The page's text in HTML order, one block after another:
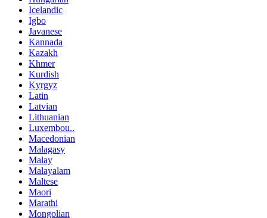
Icelandic
Igbo
Javanese
Kannada
Kazakh
Khmer
Kurdish
Kyrgyz
Latin
Latvian
Lithuanian
Luxembou..
Macedonian
Malagasy
Malay
Malayalam
Maltese
Maori
Marathi
Mongolian